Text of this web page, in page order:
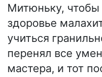
Митюньку, чтобы
здоровье
учиться
перенял все
мастера, и тот